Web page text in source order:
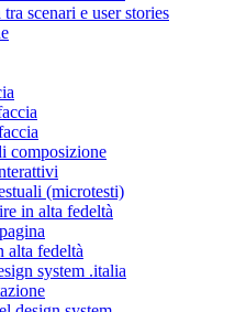
scenari e user stories
composizione
(microtesti)
in alta fedeltà
alta fedeltà
system .italia